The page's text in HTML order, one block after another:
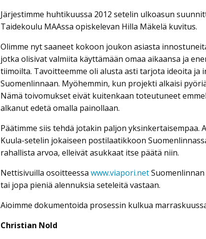
Järjestimme huhtikuussa 2012 setelin ulkoasun
Taidekoulu MAAssa opiskelevan Hilla Mäkelä kuvitus.
Olimme nyt saaneet kokoon joukon asiasta
jotka olisivat valmiita käyttämään omaa aikaansa ja
tiimoilta. Tavoitteemme oli alusta asti tarjota ideoita
Suomenlinnaan. Myöhemmin, kun projekti alkaisi
Nämä toivomukset eivät kuitenkaan toteutuneet
alkanut edetä omalla painollaan.
Päätimme siis tehdä jotakin paljon yksinkertaisempaa.
Kuula-setelin jokaiseen postilaatikkoon
rahallista arvoa, elleivät asukkaat itse päätä niin.
Nettisivuilla osoitteessa www.viapori.net
tai jopa pieniä alennuksia seteleitä vastaan.
Aioimme dokumentoida prosessin kulkua
Christian Nold